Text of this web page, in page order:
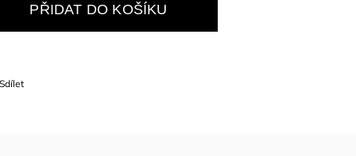
PŘIDAT DO KOŠÍKU
Sdílet